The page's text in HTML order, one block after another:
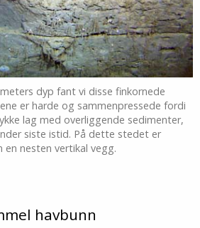
dyp fant vi disse finkornede
er harde og sammenpressede fordi
lag med overliggende sedimenter,
siste istid. På dette stedet er
en nesten vertikal vegg.
havbunn